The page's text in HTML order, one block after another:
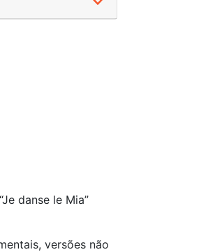
danse le Mia”
versões não